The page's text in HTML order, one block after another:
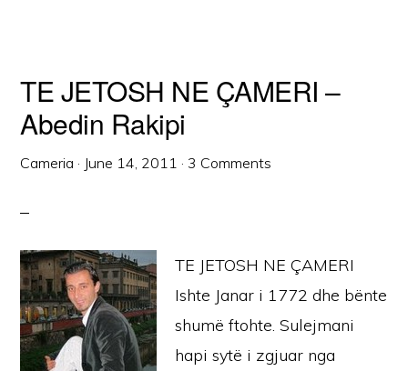
TE JETOSH NE ÇAMERI –
Abedin Rakipi
Cameria · June 14, 2011 · 3 Comments
TE JETOSH NE ÇAMERI
Ishte Janar i 1772 dhe bënte
shumë ftohte. Sulejmani
hapi sytë i zgjuar nga